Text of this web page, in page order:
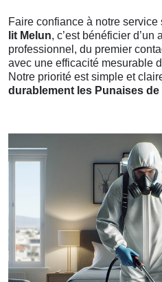
Faire confiance à notre service
lit Melun, c’est bénéficier d’un
professionnel, du premier
avec une efficacité mesurable
Notre priorité est simple et
durablement les Punaises de